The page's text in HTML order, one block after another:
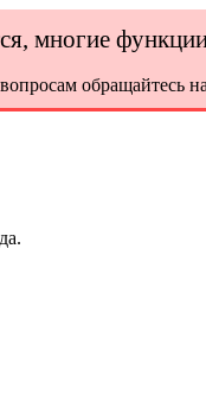
многие
обращайтесь